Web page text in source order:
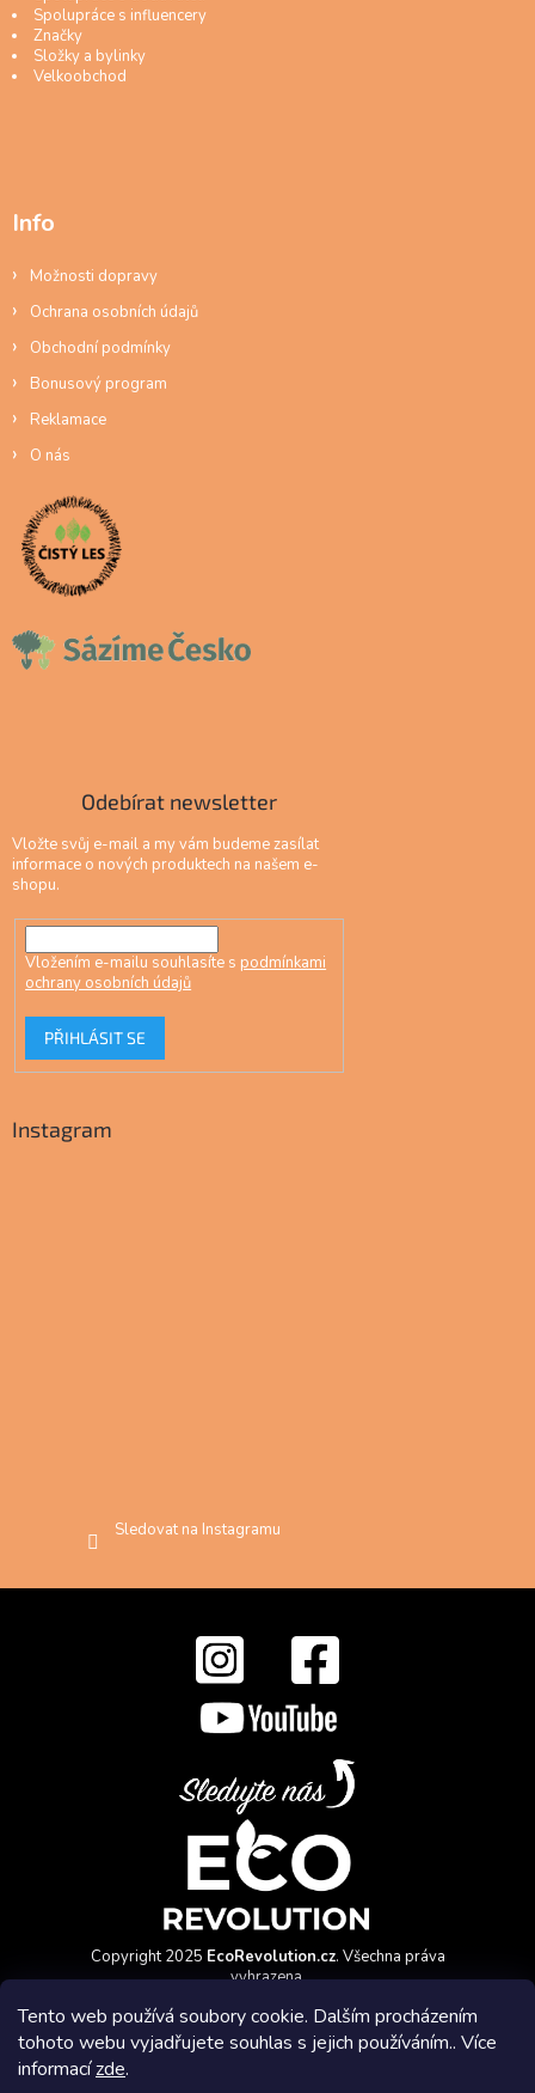
Tento web používá soubory cookie. Dalším procházením
tohoto webu vyjadřujete souhlas s jejich používáním.. Více
informacízde.
Spolupráce s influencery
Značky
Složky a bylinky
Velkoobchod
Info
Možnosti dopravy
Ochrana osobních údajů
Obchodní podmínky
Bonusový program
Reklamace
O nás
Odebírat newsletter
Vložte svůj e-mail a my vám budeme zasílat
informace o nových produktech na našem e-
shopu.
Vložením e-mailu souhlasíte s podmínkami
ochrany osobních údajů
PŘIHLÁSIT SE
Instagram
Sledovat na Instagramu
Copyright 2025 EcoRevolution.cz. Všechna práva
vyhrazena.